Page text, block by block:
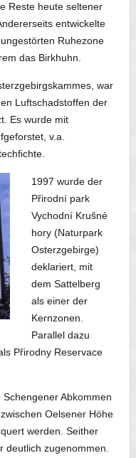
Reste heute seltener
entwickelte
Ruhezone
das Birkhuhn.
war
Luftschadstoffen der
Es wurde mit
v.a.
1997 wurde der
Přirodní park
Vychodní Krušné
hory (Naturpark
Osterzgebirge)
deklariert, mit
dem Sattelberg
als einer der
Kernzonen.
Parallel dazu
Přirodny Reservace
Abkommen
Oelsener Höhe
werden. Seither
deutlich zugenommen.